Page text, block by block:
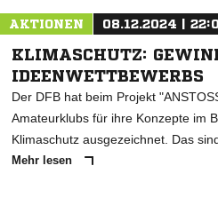
AKTIONEN 08.12.2024 |
KLIMASCHUTZ:
IDEENWETTBEWERBS
Der DFB hat beim Projekt
Amateurklubs für ihre Konzepte im
Klimaschutz ausgezeichnet. Das
Mehr lesen